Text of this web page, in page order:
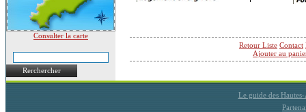
Consulter la carte
Rerchercher
Retour Liste Contact
Ajouter au
Le guide des